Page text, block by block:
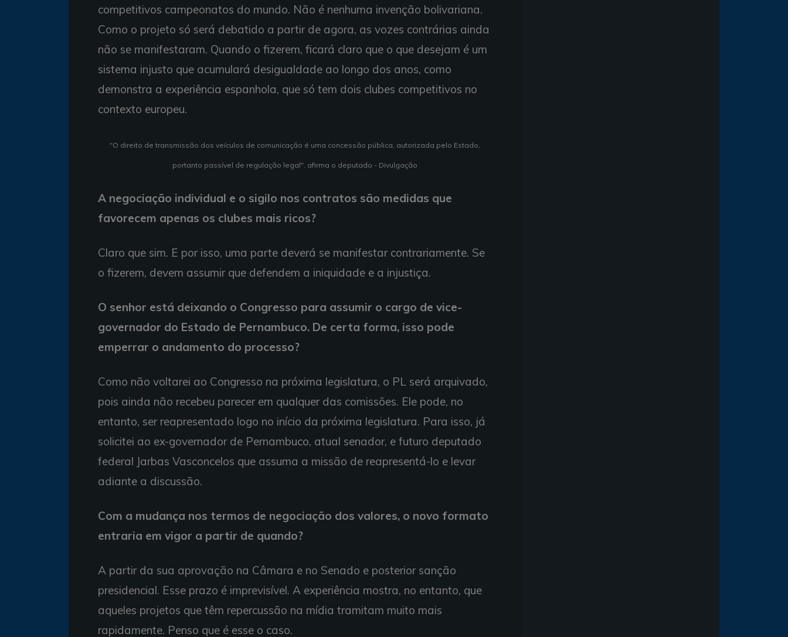
competitivos campeonatos do mundo. Não é nenhuma invenção bolivariana.
Como o projeto só será debatido a partir de agora, as vozes contrárias ainda
não se manifestaram. Quando o fizerem, ficará claro que o que desejam é um
sistema injusto que acumulará desigualdade ao longo dos anos, como
demonstra a experiência espanhola, que só tem dois clubes competitivos no
contexto europeu.
"O direito de transmissão dos veículos de comunicação é uma concessão pública, autorizada pelo Estado,
portanto passível de regulação legal", afirma o deputado - Divulgação
A negociação individual e o sigilo nos contratos são medidas que
favorecem apenas os clubes mais ricos?
Claro que sim. E por isso, uma parte deverá se manifestar contrariamente. Se
o fizerem, devem assumir que defendem a iniquidade e a injustiça.
O senhor está deixando o Congresso para assumir o cargo de vice-
governador do Estado de Pernambuco. De certa forma, isso pode
emperrar o andamento do processo?
Como não voltarei ao Congresso na próxima legislatura, o PL será arquivado,
pois ainda não recebeu parecer em qualquer das comissões. Ele pode, no
entanto, ser reapresentado logo no início da próxima legislatura. Para isso, já
solicitei ao ex-governador de Pernambuco, atual senador, e futuro deputado
federal Jarbas Vasconcelos que assuma a missão de reapresentá-lo e levar
adiante a discussão.
Com a mudança nos termos de negociação dos valores, o novo formato
entraria em vigor a partir de quando?
A partir da sua aprovação na Câmara e no Senado e posterior sanção
presidencial. Esse prazo é imprevisível. A experiência mostra, no entanto, que
aqueles projetos que têm repercussão na mídia tramitam muito mais
rapidamente. Penso que é esse o caso.